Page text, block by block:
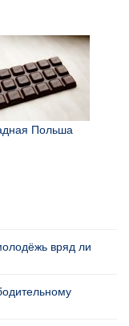
Польша
вряд ли